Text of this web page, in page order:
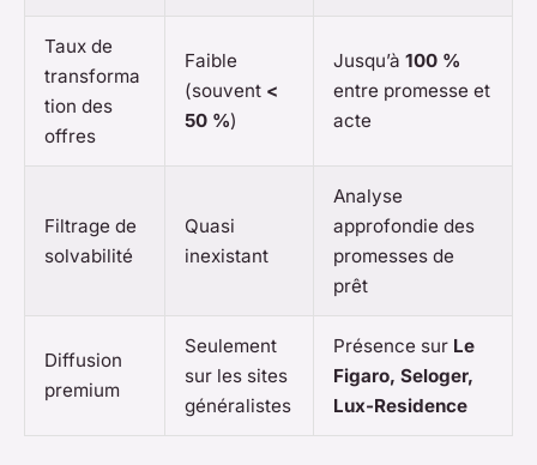
Taux de
transforma
tion des
offres
Faible
(souvent <
50 %)
Jusqu’à 100 %
entre promesse et
acte
Filtrage de
solvabilité
Quasi
inexistant
Analyse
approfondie des
promesses de
prêt
Diffusion
premium
Seulement
sur les sites
généralistes
Présence sur Le
Figaro, Seloger,
Lux-Residence